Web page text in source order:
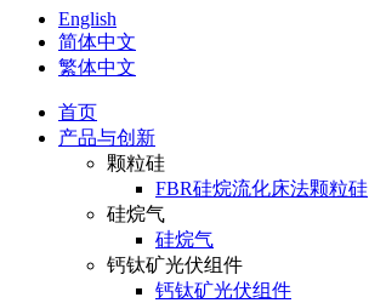
English
简体中文
繁体中文
首页
产品与创新
颗粒硅
FBR硅烷流化床法颗粒硅
硅烷气
硅烷气
钙钛矿光伏组件
钙钛矿光伏组件